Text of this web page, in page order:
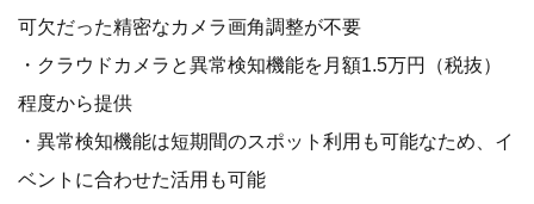
可欠だった精密なカメラ画角調整が不要
・クラウドカメラと異常検知機能を月額1.5万円（税抜）
程度から提供
・異常検知機能は短期間のスポット利用も可能なため、イ
ベントに合わせた活用も可能